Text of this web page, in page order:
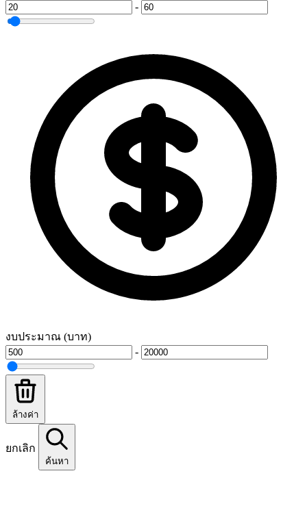
-
งบประมาณ (บาท)
-
ล้างค่า
ยกเลิก
ค้นหา